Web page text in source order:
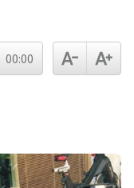
00:00